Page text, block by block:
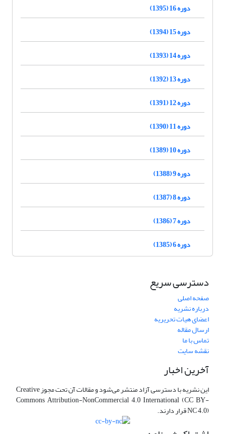
دوره 16 (1395)
دوره 15 (1394)
دوره 14 (1393)
دوره 13 (1392)
دوره 12 (1391)
دوره 11 (1390)
دوره 10 (1389)
دوره 9 (1388)
دوره 8 (1387)
دوره 7 (1386)
دوره 6 (1385)
دسترسی سریع
صفحه اصلی
درباره نشریه
اعضای هیات تحریریه
ارسال مقاله
تماس با ما
نقشه سایت
آخرین اخبار
این نشریه با دسترسی آزاد منتشر می‌شود و مقالات آن تحت مجوز Creative
Commons Attribution-NonCommercial 4.0 International (CC BY-
NC 4.0) قرار دارند.